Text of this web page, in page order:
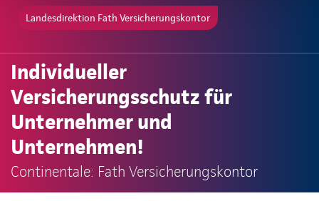
Landesdirektion Fath Versicherungskontor
Individueller
Versicherungsschutz für
Unternehmer und
Unternehmen!
Continentale: Fath Versicherungskontor